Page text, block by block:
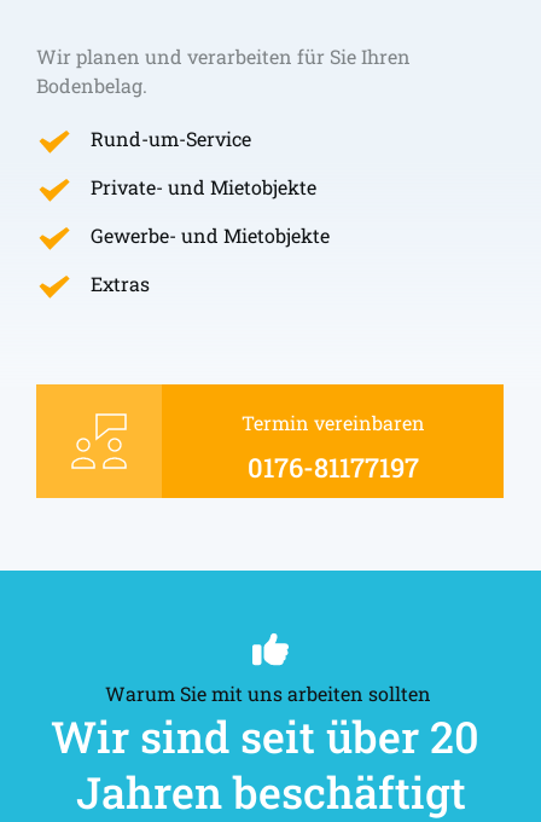
Wir planen und verarbeiten für Sie Ihren
Bodenbelag.
Rund-um-Service
Private- und Mietobjekte
Gewerbe- und Mietobjekte
Extras
Termin vereinbaren
0176-81177197
Warum Sie mit uns arbeiten sollten
Wir sind seit über 20
Jahren beschäftigt